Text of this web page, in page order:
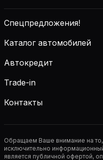
Спецпредложения!
Каталог автомобилей
Автокредит
Trade-in
Контакты
Обращаем Ваше внимание на то,
исключительно
является публичной офертой,